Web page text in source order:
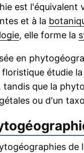
est l'équivalent
et à la
, elle forme la
en
étudie
tandis que la
ou d'un
de